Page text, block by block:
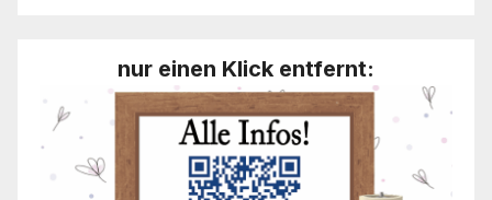
nur einen Klick entfernt: